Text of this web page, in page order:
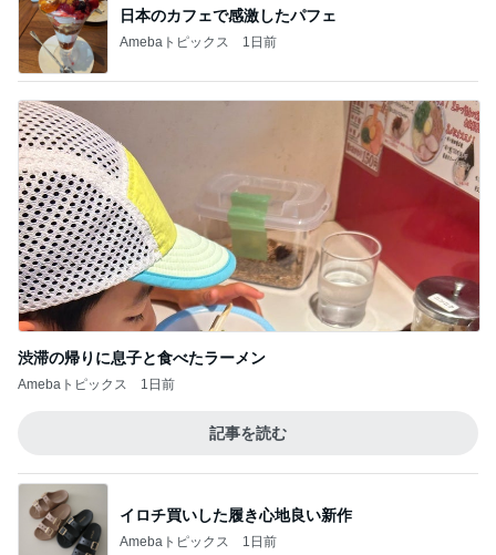
日本のカフェで感激したパフェ
Amebaトピックス 1日前
渋滞の帰りに息子と食べたラーメン
Amebaトピックス 1日前
記事を読む
イロチ買いした履き心地良い新作
Amebaトピックス 1日前